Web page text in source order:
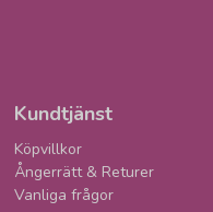
Kundtjänst
Köpvillkor
Ångerrätt & Returer
Vanliga frågor